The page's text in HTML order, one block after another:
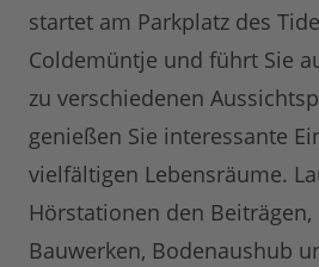
startet am Parkplatz des
Coldemüntje und führt Sie
zu verschiedenen
genießen Sie interessante
vielfältigen Lebensräume.
Hörstationen den Beiträgen,
Bauwerken, Bodenaushub